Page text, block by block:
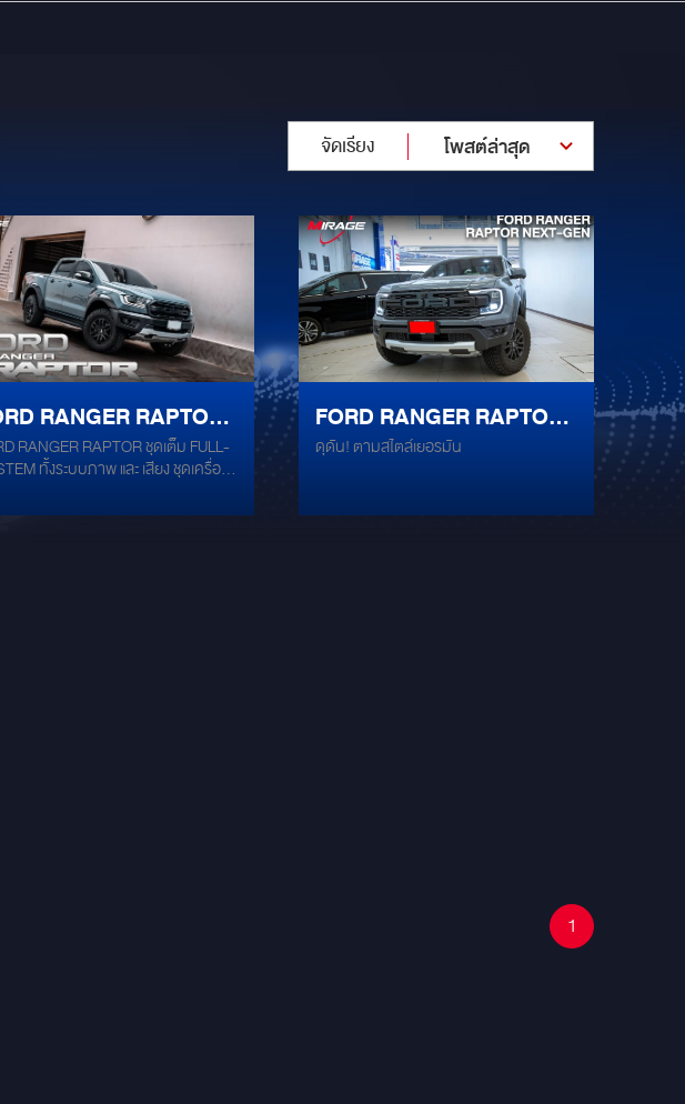
จัดเรียง โพสต์ล่าสุด
RANGER RAPTOR
กรดชุดเต็ม FULL-
ดุดันไม่เกรงใจใคร
RANGER RAPTOR ชุดเต็ม FULL-
ทั้งระบบภาพ และ เสียง ชุดเครื่อง
เฟอร์ 2 ดอก พร้อมลำโพง 3 ทาง
FORD RANGER RAPTOR
เครื่องเสียงจาก
ดุดัน! ตามสไตล์เยอรมัน
1